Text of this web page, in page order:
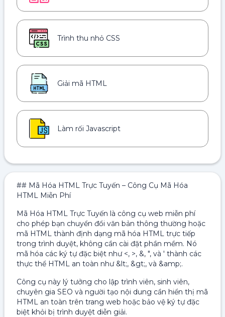
Trình thu nhỏ CSS
Giải mã HTML
Làm rối Javascript
## Mã Hóa HTML Trực Tuyến – Công Cụ Mã Hóa
HTML Miễn Phí
Mã Hóa HTML Trực Tuyến là công cụ web miễn phí
cho phép bạn chuyển đổi văn bản thông thường hoặc
mã HTML thành định dạng mã hóa HTML trực tiếp
trong trình duyệt, không cần cài đặt phần mềm. Nó
mã hóa các ký tự đặc biệt như <, >, &, ", và ' thành các
thực thể HTML an toàn như &lt;, &gt;, và &amp;.
Công cụ này lý tưởng cho lập trình viên, sinh viên,
chuyên gia SEO và người tạo nội dung cần hiển thị mã
HTML an toàn trên trang web hoặc bảo vệ ký tự đặc
biệt khỏi bị trình duyệt diễn giải.